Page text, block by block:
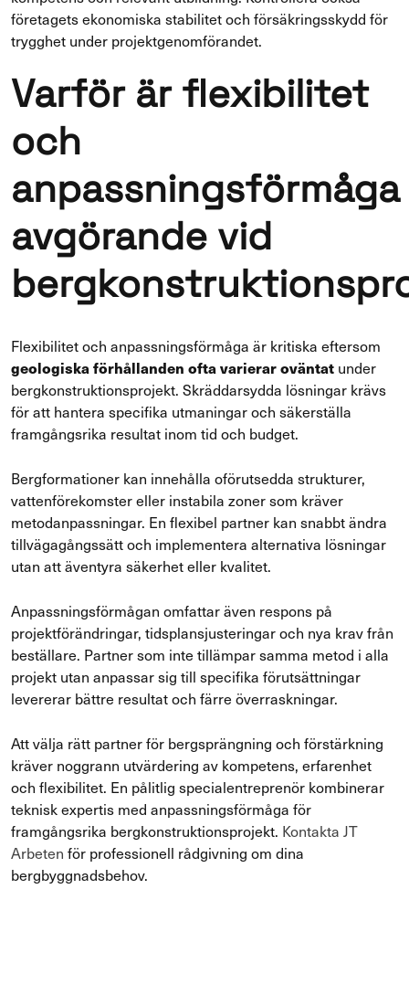
företagets ekonomiska stabilitet och försäkringsskydd för
trygghet under projektgenomförandet.
Varför är flexibilitet
och
anpassningsförmåga
avgörande vid
Flexibilitet och anpassningsförmåga är kritiska eftersom
geologiska förhållanden ofta varierar oväntat under
bergkonstruktionsprojekt. Skräddarsydda lösningar krävs
för att hantera specifika utmaningar och säkerställa
framgångsrika resultat inom tid och budget.
Bergformationer kan innehålla oförutsedda strukturer,
vattenförekomster eller instabila zoner som kräver
metodanpassningar. En flexibel partner kan snabbt ändra
tillvägagångssätt och implementera alternativa lösningar
utan att äventyra säkerhet eller kvalitet.
Anpassningsförmågan omfattar även respons på
projektförändringar, tidsplansjusteringar och nya krav från
beställare. Partner som inte tillämpar samma metod i alla
projekt utan anpassar sig till specifika förutsättningar
levererar bättre resultat och färre överraskningar.
Att välja rätt partner för bergsprängning och förstärkning
kräver noggrann utvärdering av kompetens, erfarenhet
och flexibilitet. En pålitlig specialentreprenör kombinerar
teknisk expertis med anpassningsförmåga för
framgångsrika bergkonstruktionsprojekt. Kontakta JT
Arbeten för professionell rådgivning om dina
bergbyggnadsbehov.